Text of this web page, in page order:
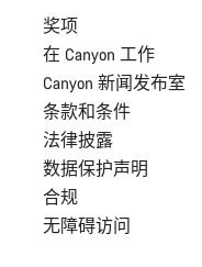
奖项
在 Canyon 工作
Canyon 新闻发布室
条款和条件
法律披露
数据保护声明
合规
无障碍访问